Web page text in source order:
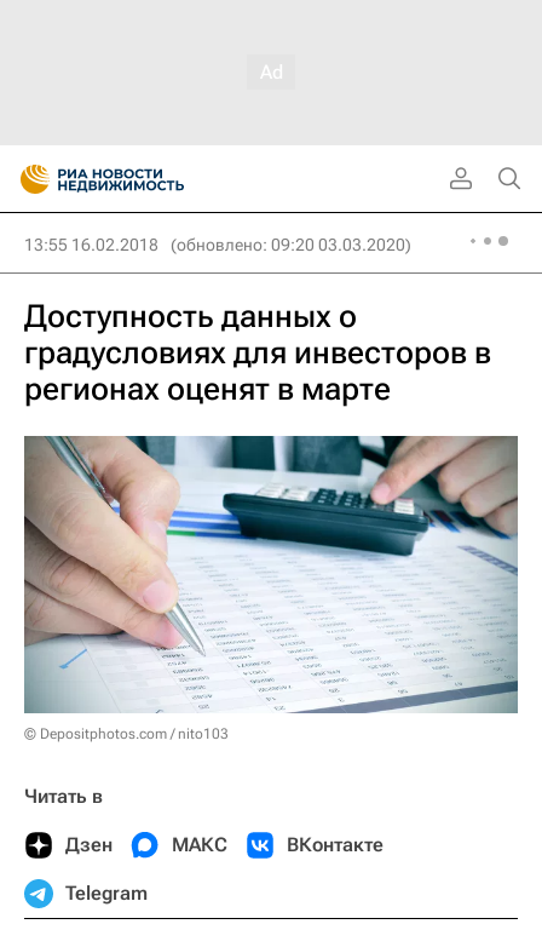
13:55 16.02.2018 (обновлено: 09:20 03.03.2020)
Доступность данных о
градусловиях для инвесторов в
регионах оценят в марте
© Depositphotos.com / nito103
Читать в
Дзен МАКС ВКонтакте
Telegram